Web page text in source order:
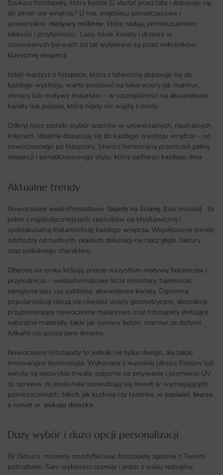
Szukasz fototapety, która będzie Ci służyć przez lata i dopasuje się
do zmian we wnętrzu? U nas znajdziesz ponadczasowe i
uniwersalne motywy roślinne, które nadają pomieszczeniom
lekkości i przytulności. Lasy, liście, kwiaty i drzewa w
stonowanych barwach od lat wybierane są przez miłośników
klasycznej elegancji.
Jeżeli marzysz o fotapecie, która z łatwością dopasuje się do
każdego wystroju, warto postawić na takie wzory jak marmur,
chmury lub motywy malarskie – w szczególności na akwarelowe
kwiaty lub pejzaże, które nigdy nie wyjdą z mody.
Odkryj nasz szeroki wybór wzorów w uniwersalnych, neutralnych
kolorach. Idealnie dopasują się do każdego wystroju wnętrza – od
nowoczesnego po klasyczny. Stwórz harmonijną przestrzeń pełną
elegancji i ponadczasowego stylu, która zachwyci każdego dnia
Aktualne trendy​
Nowoczesne wielkoformatowe tapety na ścianę (tzw murale) to
jeden z najskuteczniejszych sposobów na błyskawiczną i
spektakularną metamorfozę każdego wnętrza. Współczesne trendy
odchodzą od nudnych, płaskich dekoracji na rzecz głębi, faktury
oraz unikalnego charakteru.
Obecnie na rynku królują przede wszystkim motywy botaniczne i
przyrodnicze – wielkoformatowe liście monstery, tajemnicze,
zamglone lasy czy subtelne, akwarelowe kwiaty. Ogromną
popularnością cieszą się również wzory geometryczne, abstrakcje
przypominające nowoczesne malarstwo oraz fototapety imitujące
naturalne materiały, takie jak surowy beton, marmur ze złotymi
żyłkami czy postarzane drewno.
Nowoczesne fototapety to jednak nie tylko design, ale także
innowacyjna technologia. Wykonane z wysokiej jakości flizeliny lub
winylu są niezwykle trwałe, odporne na zmywanie i promienie UV,
co sprawia, że doskonale sprawdzają się nawet w wymagających
pomieszczeniach, takich jak kuchnia czy łazienka, w sypialni, biurze,
a nawet w pokoju dziecka,
Duży wybór i dużo opcji personalizacji ​
W Dimuro możemy zmodyfikować fototapetę zgodnie z Twoimi
potrzebami. Sam wybierasz rozmiar i jeden z wielu rodzajów